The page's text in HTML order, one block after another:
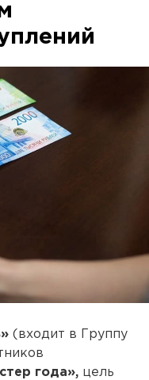
(входит в Группу
года», цель